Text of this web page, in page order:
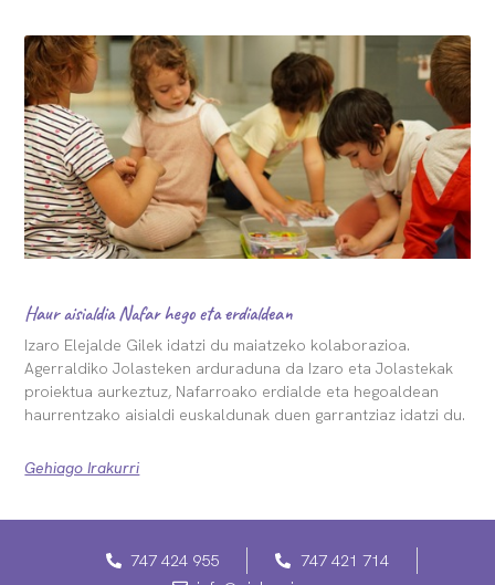
Haur aisialdia Nafar hego eta erdialdean
Izaro Elejalde Gilek idatzi du maiatzeko kolaborazioa.
Agerraldiko Jolasteken arduraduna da Izaro eta Jolastekak
proiektua aurkeztuz, Nafarroako erdialde eta hegoaldean
haurrentzako aisialdi euskaldunak duen garrantziaz idatzi du.
Gehiago Irakurri
747 424 955
747 421 714